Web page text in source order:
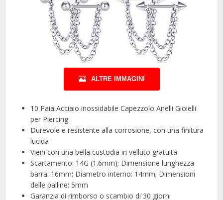
ALTRE IMMAGINI
10 Paia Acciaio inossidabile Capezzolo Anelli Gioielli
per Piercing
Durevole e resistente alla corrosione, con una finitura
lucida
Vieni con una bella custodia in velluto gratuita
Scartamento: 14G (1.6mm); Dimensione lunghezza
barra: 16mm; Diametro interno: 14mm; Dimensioni
delle palline: 5mm
Garanzia di rimborso o scambio di 30 giorni